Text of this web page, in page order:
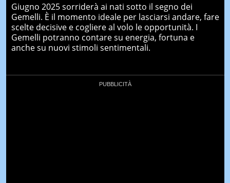
Giugno 2025 sorriderà ai nati sotto il segno dei
Gemelli. È il momento ideale per lasciarsi andare, fare
scelte decisive e cogliere al volo le opportunità. I
Gemelli potranno contare su energia, fortuna e
anche su nuovi stimoli sentimentali.